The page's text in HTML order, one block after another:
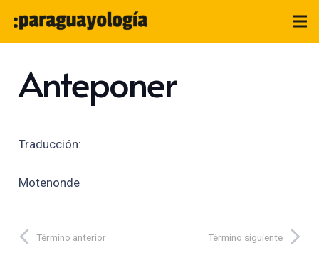
Anteponer
Traducción:
Motenonde
Término anterior Término siguiente